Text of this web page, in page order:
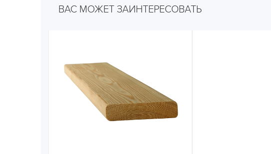
ВАС МОЖЕТ ЗАИНТЕРЕСОВАТЬ